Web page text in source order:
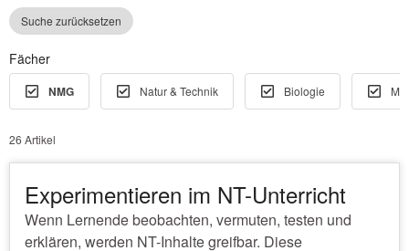
Suche zurücksetzen
Fächer
NMG Natur & Technik Biologie
26 Artikel
Experimentieren im NT-Unterricht
Wenn Lernende beobachten, vermuten, testen und
erklären, werden NT-Inhalte greifbar. Diese